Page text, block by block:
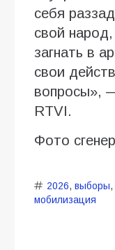
себя
свой
загнать в
свои
вопросы»,
RTVI.
Фото
2026, выборы,
мобилизация